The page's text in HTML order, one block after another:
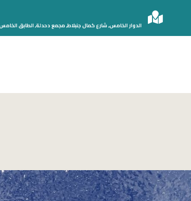
الدوار الخامس, شارع كمال جنبلاط, مجمع دحدلة, الطابق